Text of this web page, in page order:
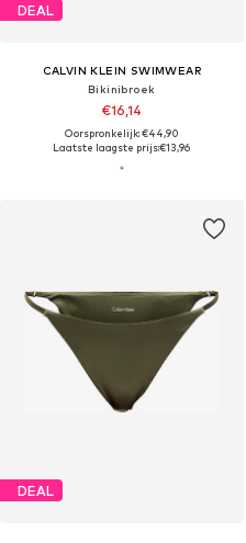
DEAL
CALVIN KLEIN SWIMWEAR
Bikinibroek
€16,14
Oorspronkelijk: €44,90
Laatste laagste prijs:€13,96
DEAL